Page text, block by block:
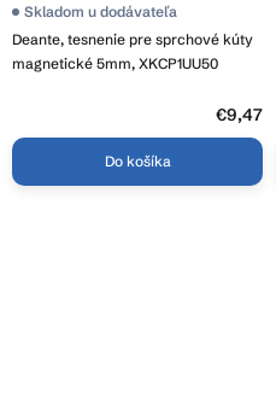
Deante, tesnenie pre sprchové kúty
magnetické 5mm, XKCP1UU50
Skladom u dodávateľa
€9,47
Do košíka